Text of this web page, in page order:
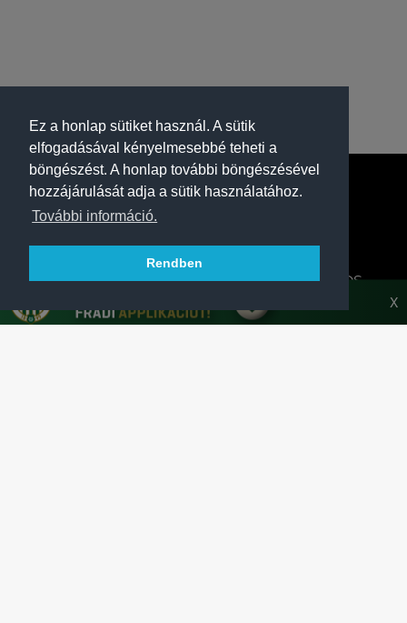
Ez a honlap sütiket használ. A sütik
elfogadásával kényelmesebbé teheti a
böngészést. A honlap további böngészésével
hozzájárulását adja a sütik használatához.
További információ.
Rendben
A FERENCVÁROSI TORNA CLUB HIVATALOS
X